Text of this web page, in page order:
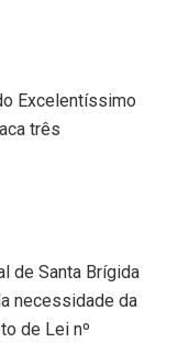
Excelentíssimo
três
de Santa Brígida
necessidade da
de Lei nº